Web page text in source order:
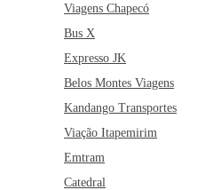
Viagens Chapecó
Bus X
Expresso JK
Belos Montes Viagens
Kandango Transportes
Viação Itapemirim
Emtram
Catedral